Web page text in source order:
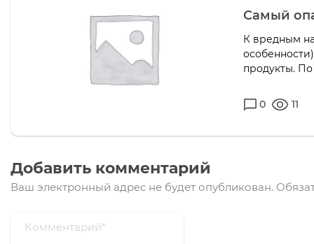
Самый
К вредным
продукты.
0 11
Добавить комментарий
Ваш электронный адрес не будет опубликован.